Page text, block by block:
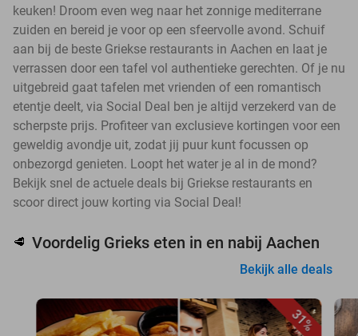
keuken! Droom even weg naar het zonnige mediterrane
zuiden en bereid je voor op een sfeervolle avond. Schuif
aan bij de beste Griekse restaurants in Aachen en laat je
verrassen door een tafel vol authentieke gerechten. Of je nu
uitgebreid gaat tafelen met vrienden of een romantisch
etentje deelt, via Social Deal ben je altijd verzekerd van de
scherpste prijs. Profiteer van exclusieve kortingen voor een
geweldig avondje uit, zodat jij puur kunt focussen op
onbezorgd genieten. Loopt het water je al in de mond?
Bekijk snel de actuele deals bij Griekse restaurants en
scoor direct jouw korting via Social Deal!
🥩 Voordelig Grieks eten in en nabij Aachen
Bekijk alle deals
31%